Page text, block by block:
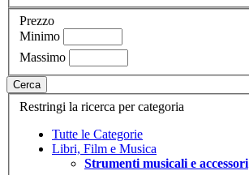
Prezzo
Minimo
Massimo
Cerca
Restringi la ricerca per categoria
Tutte le Categorie
Libri, Film e Musica
Strumenti musicali e accessori